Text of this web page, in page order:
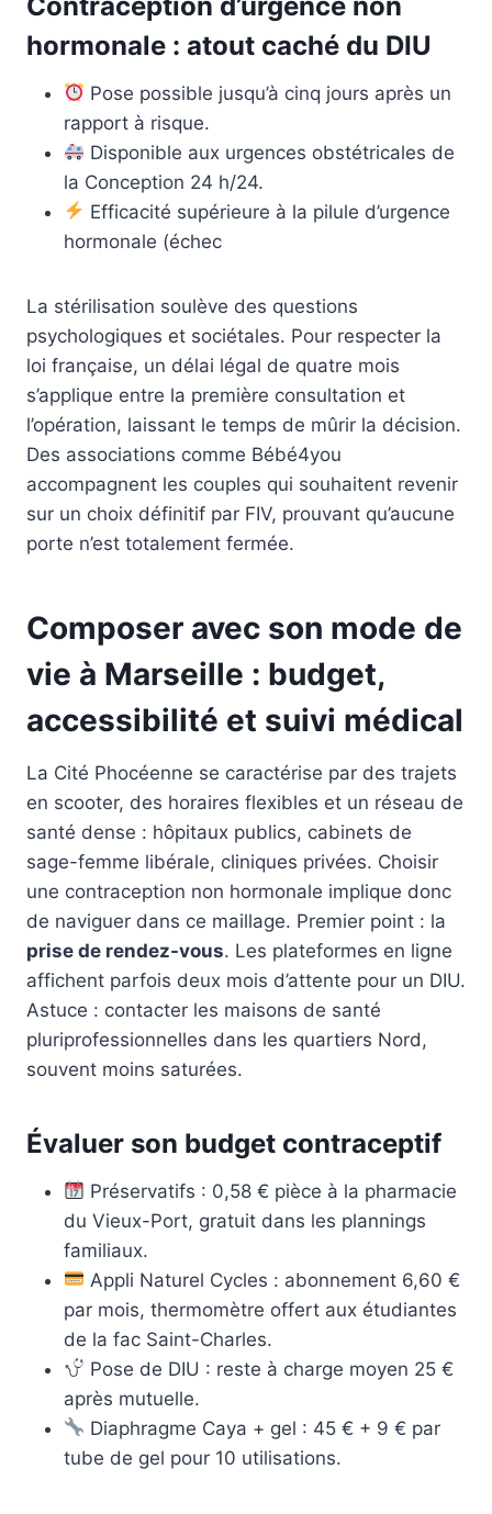
hormonale : atout caché du DIU
Pose possible jusqu’à cinq jours après un
rapport à risque.
Disponible aux urgences obstétricales de
la Conception 24 h/24.
Efficacité supérieure à la pilule d’urgence
hormonale (échec
La stérilisation soulève des questions
psychologiques et sociétales. Pour respecter la
loi française, un délai légal de quatre mois
s’applique entre la première consultation et
l’opération, laissant le temps de mûrir la décision.
Des associations comme Bébé4you
accompagnent les couples qui souhaitent revenir
sur un choix définitif par FIV, prouvant qu’aucune
porte n’est totalement fermée.
Composer avec son mode de
vie à Marseille : budget,
accessibilité et suivi médical
La Cité Phocéenne se caractérise par des trajets
en scooter, des horaires flexibles et un réseau de
santé dense : hôpitaux publics, cabinets de
sage-femme libérale, cliniques privées. Choisir
une contraception non hormonale implique donc
de naviguer dans ce maillage. Premier point : la
prise de rendez-vous. Les plateformes en ligne
affichent parfois deux mois d’attente pour un DIU.
Astuce : contacter les maisons de santé
pluriprofessionnelles dans les quartiers Nord,
souvent moins saturées.
Évaluer son budget contraceptif
Préservatifs : 0,58 € pièce à la pharmacie
du Vieux-Port, gratuit dans les plannings
familiaux.
Appli Naturel Cycles : abonnement 6,60 €
par mois, thermomètre offert aux étudiantes
de la fac Saint-Charles.
Pose de DIU : reste à charge moyen 25 €
après mutuelle.
Diaphragme Caya + gel : 45 € + 9 € par
tube de gel pour 10 utilisations.